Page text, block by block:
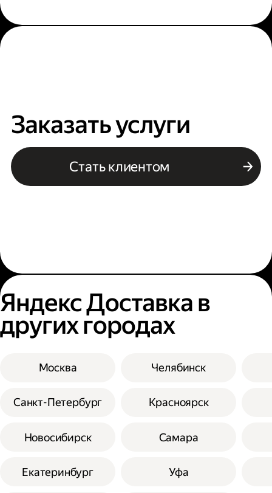
Заказать услуги
Стать клиентом
Яндекс Доставка в
других городах
Москва
Санкт-Петербург
Новосибирск
Екатеринбург
Челябинск
Красноярск
Самара
Уфа